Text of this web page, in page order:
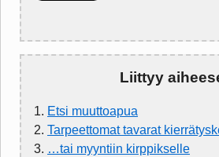
Liittyy
1. Etsi muuttoapua
2. Tarpeettomat tavarat
3. …tai myyntiin kirppikselle